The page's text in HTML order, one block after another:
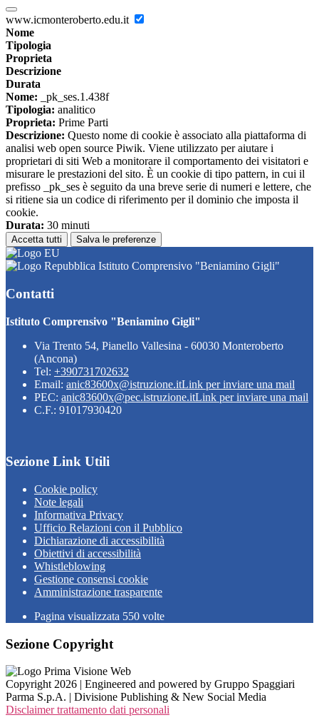
www.icmonteroberto.edu.it
Nome
Tipologia
Proprieta
Descrizione
Durata
Nome: _pk_ses.1.438f
Tipologia: analitico
Proprieta: Prime Parti
Descrizione: Questo nome di cookie è associato alla piattaforma di
analisi web open source Piwik. Viene utilizzato per aiutare i
proprietari di siti Web a monitorare il comportamento dei visitatori e
misurare le prestazioni del sito. È un cookie di tipo pattern, in cui il
prefisso _pk_ses è seguito da una breve serie di numeri e lettere, che
si ritiene sia un codice di riferimento per il dominio che imposta il
cookie.
Durata: 30 minuti
Accetta tutti Salva le preferenze
Istituto Comprensivo "Beniamino Gigli"
Contatti
Istituto Comprensivo "Beniamino Gigli"
Via Trento 54, Pianello Vallesina - 60030 Monteroberto
(Ancona)
Tel: +390731702632
Email: anic83600x@istruzione.itLink per inviare una mail
PEC: anic83600x@pec.istruzione.itLink per inviare una mail
C.F.: 91017930420
Sezione Link Utili
Cookie policy
Note legali
Informativa Privacy
Ufficio Relazioni con il Pubblico
Dichiarazione di accessibilità
Obiettivi di accessibilità
Whistleblowing
Gestione consensi cookie
Amministrazione trasparente
Pagina visualizzata 550 volte
Sezione Copyright
Copyright 2026 | Engineered and powered by Gruppo Spaggiari
Parma S.p.A. | Divisione Publishing & New Social Media
Disclaimer trattamento dati personali